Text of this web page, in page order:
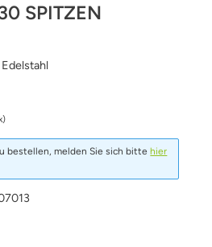
SPITZEN
bestellen, melden Sie sich bitte hier